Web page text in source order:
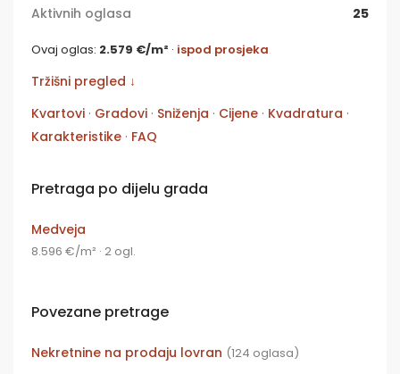
Aktivnih oglasa
25
Ovaj oglas: 2.579 €/m² · ispod prosjeka
Tržišni pregled ↓
Kvartovi · Gradovi · Sniženja · Cijene · Kvadratura ·
Karakteristike · FAQ
Pretraga po dijelu grada
Medveja
8.596 €/m² · 2 ogl.
Povezane pretrage
Nekretnine na prodaju lovran (124 oglasa)